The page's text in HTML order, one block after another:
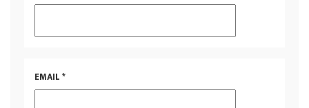
EMAIL*